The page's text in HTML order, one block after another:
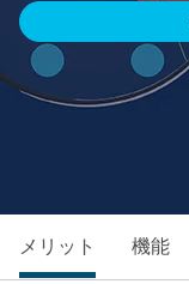
メリット 機能